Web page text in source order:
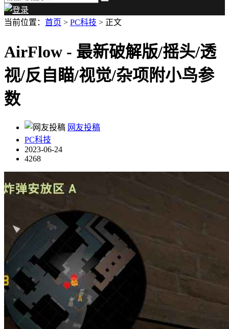
当前位置： 首页 > PC科技 > 正文
AirFlow - 最新破解版/摇头/透
视/反自瞄/视觉/杂项附小鸟参
数
网友投稿
PC科技
2023-06-24
4268